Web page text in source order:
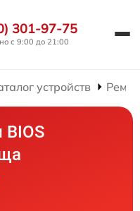
301-97-75
с 9:00 до 21:00
устройств
BIOS